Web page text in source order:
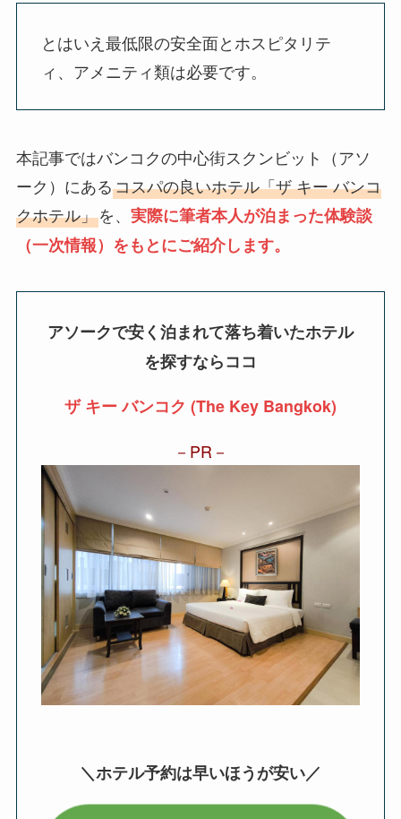
とはいえ最低限の安全面とホスピタリテ
ィ、アメニティ類は必要です。
本記事ではバンコクの中心街スクンビット（アソ
ーク）にあるコスパの良いホテル「ザ キー バンコ
クホテル」を、 実際に筆者本人が泊まった体験談
（一次情報）をもとにご紹介します。
アソークで安く泊まれて落ち着いたホテル
を探すならココ
ザ キー バンコク (The Key Bangkok)
PR
＼ホテル予約は早いほうが安い／